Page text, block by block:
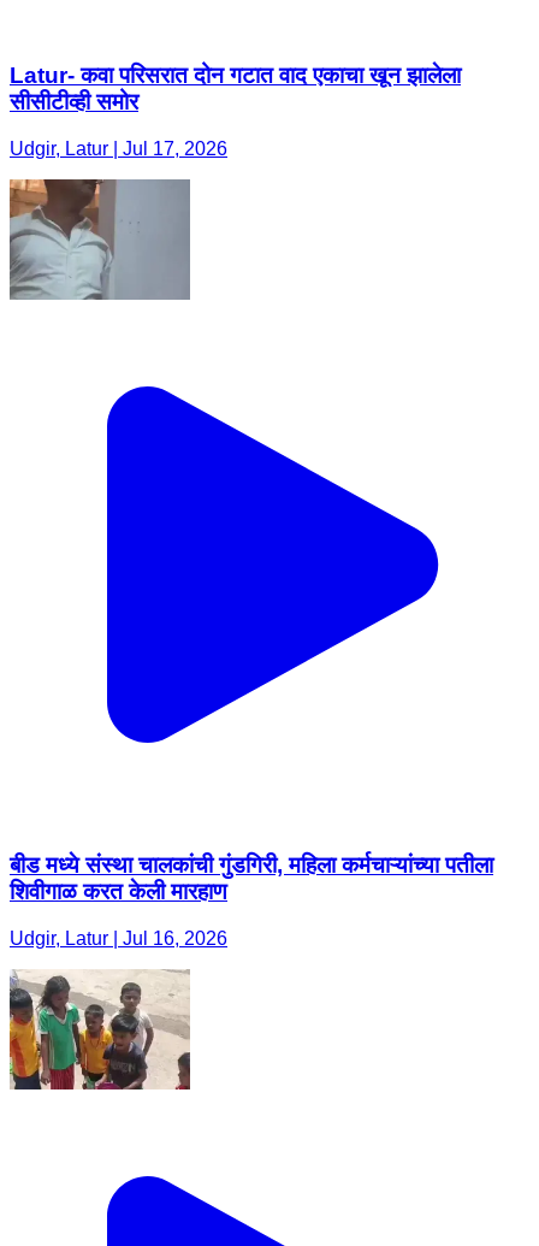
Latur- कवा परिसरात दोन गटात वाद एकाचा खून झालेला
सीसीटीव्ही समोर
Udgir, Latur | Jul 17, 2026
बीड मध्ये संस्था चालकांची गुंडगिरी, महिला कर्मचाऱ्यांच्या पतीला
शिवीगाळ करत केली मारहाण
Udgir, Latur | Jul 16, 2026